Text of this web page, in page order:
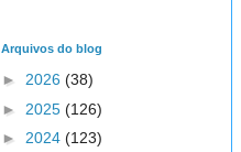
Arquivos do blog
► 2026 (38)
► 2025 (126)
► 2024 (123)